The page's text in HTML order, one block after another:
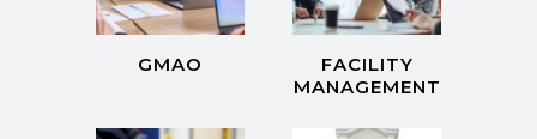
GMAO
FACILITY
MANAGEMENT